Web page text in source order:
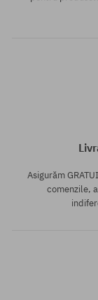
Asigurăm
comenzile,